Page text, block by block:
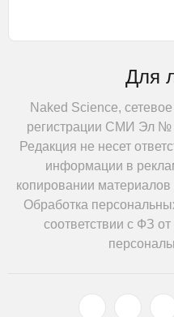
Для
Naked Science,
регистрации СМИ Эл №
Редакция не несет
информации в
копировании материалов
Обработка
соответствии с ФЗ